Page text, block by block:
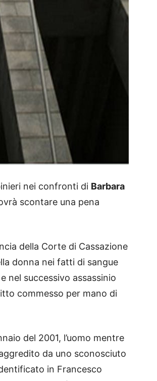
nei confronti di Barbara
scontare una pena
della Corte di Cassazione
donna nei fatti di sangue
nel successivo assassinio
commesso per mano di
del 2001, l’uomo mentre
da uno sconosciuto
in Francesco